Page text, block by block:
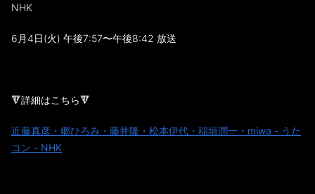
NHK
6月4日(火) 午後7:57〜午後8:42 放送
🔻詳細はこちら🔻
近藤真彦・郷ひろみ・藤井隆・松本伊代・稲垣潤一・miwa - うた
コン - NHK